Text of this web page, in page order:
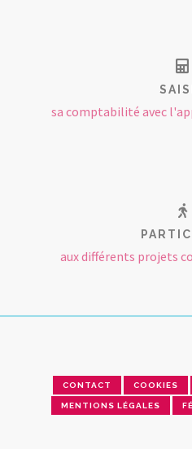
sa comptabilité avec
aux différents projets
CONTACT COOKIES
MENTIONS LÉGALES